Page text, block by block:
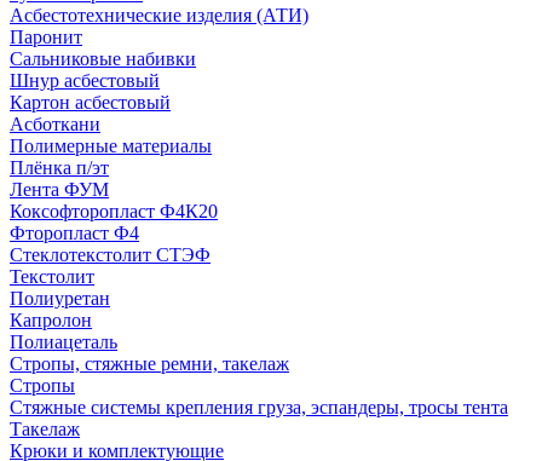
Асбестотехнические изделия (АТИ)
Паронит
Сальниковые набивки
Шнур асбестовый
Картон асбестовый
Асботкани
Полимерные материалы
Плёнка п/эт
Лента ФУМ
Коксофторопласт Ф4К20
Фторопласт Ф4
Стеклотекстолит СТЭФ
Текстолит
Полиуретан
Капролон
Полиацеталь
Стропы, стяжные ремни, такелаж
Стропы
Стяжные системы крепления груза, эспандеры, тросы тента
Такелаж
Крюки и комплектующие